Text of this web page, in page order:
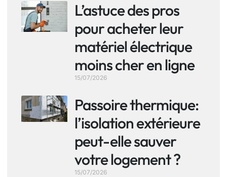
L’astuce des pros
pour acheter leur
matériel électrique
moins cher en ligne
15/07/2026
Passoire thermique:
l’isolation extérieure
peut-elle sauver
votre logement ?
15/07/2026